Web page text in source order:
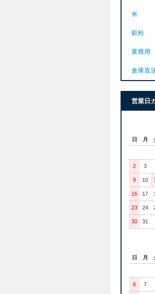
米
穀粉
業務用
倉庫直
営業日
日 月
2 3
9 10
16 17
23 24
30 31
日 月
6 7